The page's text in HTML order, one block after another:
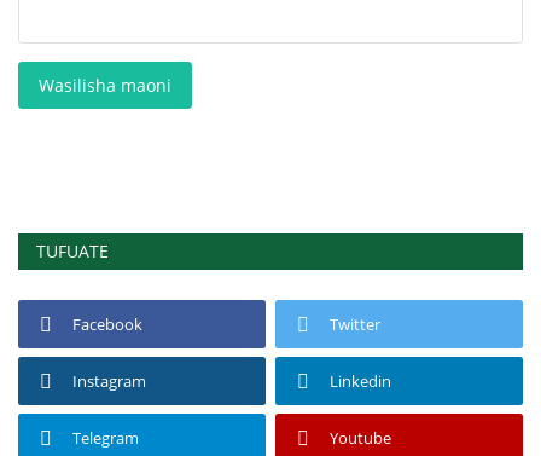
Wasilisha maoni
TUFUATE
Facebook Twitter
Instagram Linkedin
Telegram Youtube